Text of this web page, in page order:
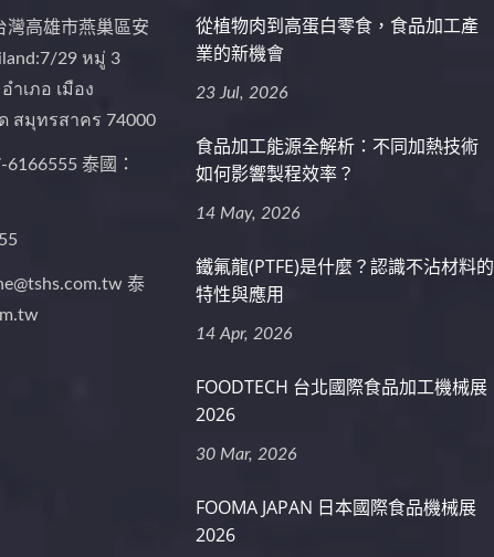
灣高雄市燕巢區安
29 หมู่ 3
ำเภอ เมือง
สมุทรสาคร 74000
泰國：
泰
從植物肉到高蛋白零食，食品加工產
業的新機會
23 Jul, 2026
食品加工能源全解析：不同加熱技術
如何影響製程效率？
14 May, 2026
鐵氟龍(PTFE)是什麼？認識不沾材料的
特性與應用
14 Apr, 2026
FOODTECH 台北國際食品加工機械展
2026
30 Mar, 2026
FOOMA JAPAN 日本國際食品機械展
2026